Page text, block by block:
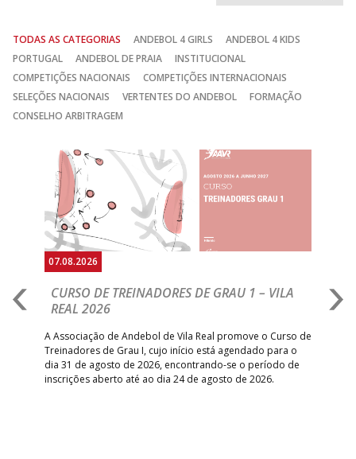
TODAS AS CATEGORIAS ANDEBOL 4 GIRLS
ANDEBOL 4 KIDS
PORTUGAL
ANDEBOL DE PRAIA
INSTITUCIONAL
COMPETIÇÕES NACIONAIS
COMPETIÇÕES INTERNACIONAIS
SELEÇÕES NACIONAIS
VERTENTES DO ANDEBOL
FORMAÇÃO
CONSELHO ARBITRAGEM
07.08.2026
CURSO DE TREINADORES DE GRAU 1 – VILA
REAL 2026
A Associação de Andebol de Vila Real promove o Curso de
Treinadores de Grau I, cujo início está agendado para o
dia 31 de agosto de 2026, encontrando-se o período de
inscrições aberto até ao dia 24 de agosto de 2026.
Anterior